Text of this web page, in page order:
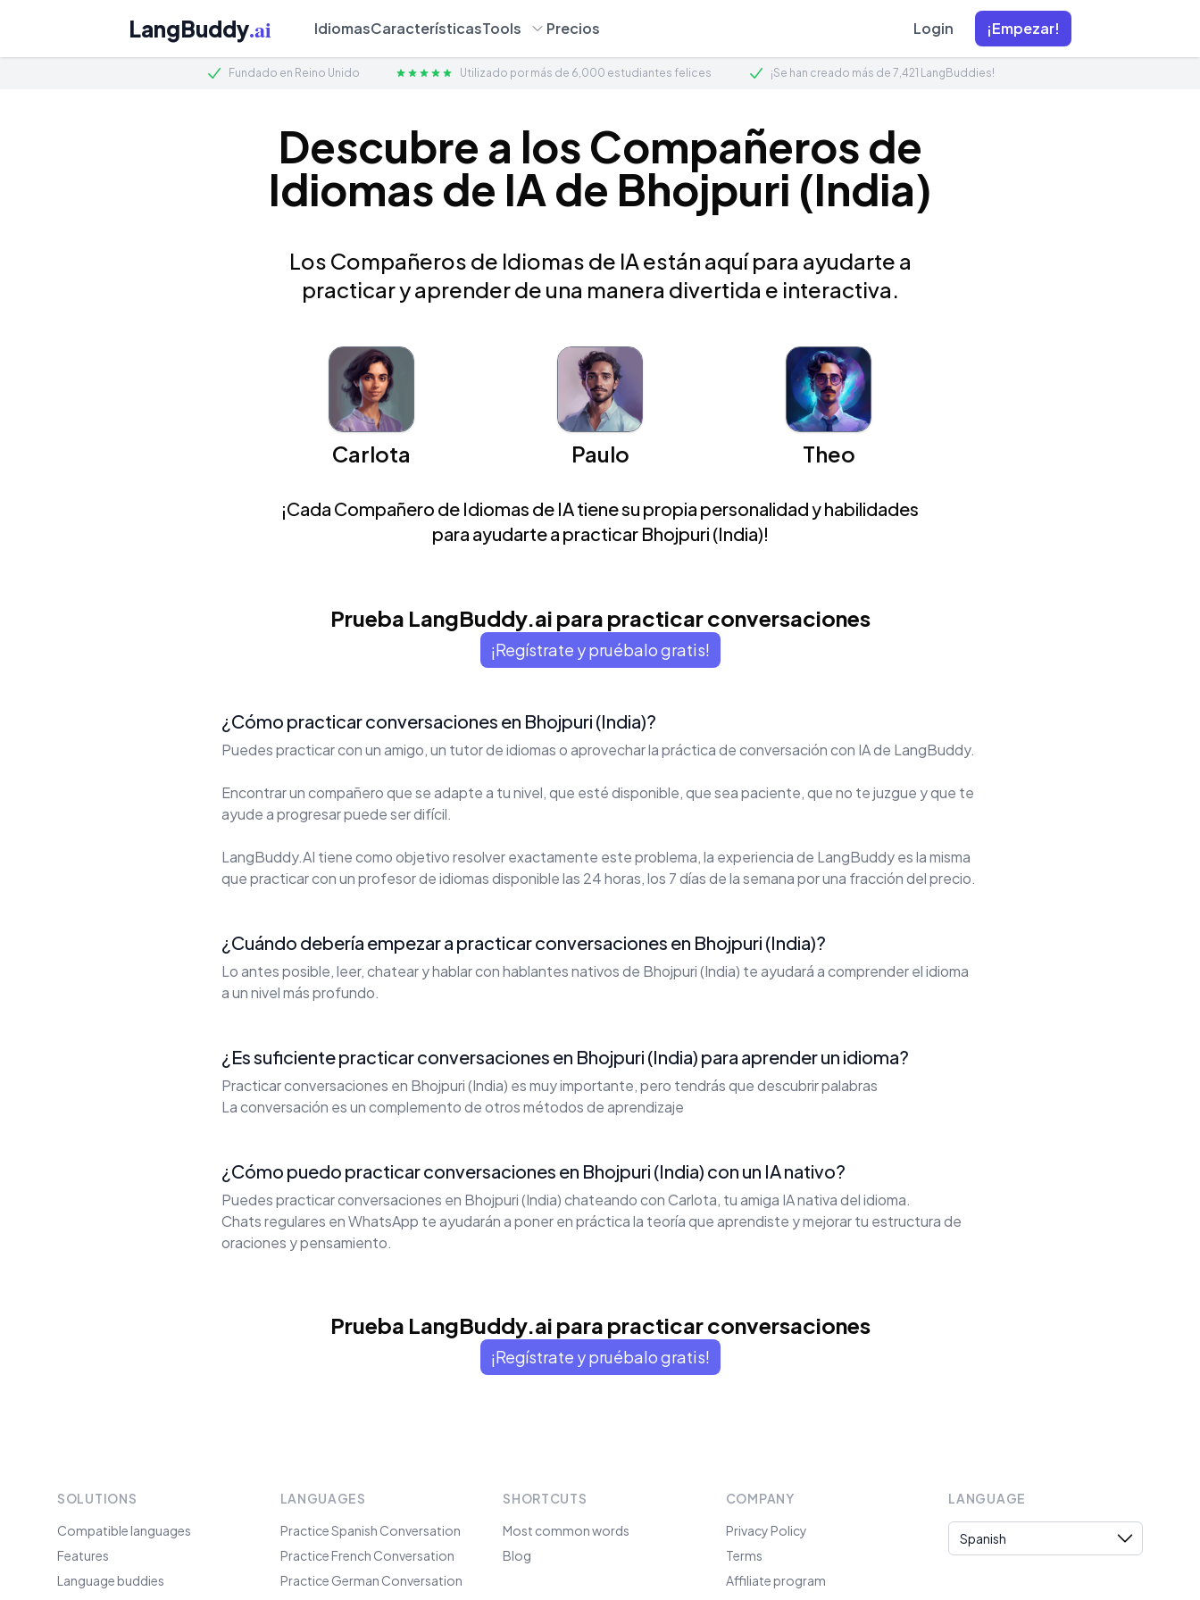
LangBuddy.ai IdiomasCaracterísticasTools Precios Login ¡Empezar!
Fundado en Reino Unido Utilizado por más de 6,000 estudiantes felices ¡Se han creado más de 7,421 LangBuddies!
Descubre a los Compañeros de
Idiomas de IA de Bhojpuri (India)
Los Compañeros de Idiomas de IA están aquí para ayudarte a
practicar y aprender de una manera divertida e interactiva.
Carlota Paulo Theo
¡Cada Compañero de Idiomas de IA tiene su propia personalidad y habilidades
para ayudarte a practicar Bhojpuri (India)!
Prueba LangBuddy.ai para practicar conversaciones
¡Regístrate y pruébalo gratis!
¿Cómo practicar conversaciones en Bhojpuri (India)?
Puedes practicar con un amigo, un tutor de idiomas o aprovechar la práctica de conversación con IA de LangBuddy.
Encontrar un compañero que se adapte a tu nivel, que esté disponible, que sea paciente, que no te juzgue y que te
ayude a progresar puede ser difícil.
LangBuddy.AI tiene como objetivo resolver exactamente este problema, la experiencia de LangBuddy es la misma
que practicar con un profesor de idiomas disponible las 24 horas, los 7 días de la semana por una fracción del precio.
¿Cuándo debería empezar a practicar conversaciones en Bhojpuri (India)?
Lo antes posible, leer, chatear y hablar con hablantes nativos de Bhojpuri (India) te ayudará a comprender el idioma
a un nivel más profundo.
¿Es suficiente practicar conversaciones en Bhojpuri (India) para aprender un idioma?
Practicar conversaciones en Bhojpuri (India) es muy importante, pero tendrás que descubrir palabras
La conversación es un complemento de otros métodos de aprendizaje
¿Cómo puedo practicar conversaciones en Bhojpuri (India) con un IA nativo?
Puedes practicar conversaciones en Bhojpuri (India) chateando con Carlota, tu amiga IA nativa del idioma.
Chats regulares en WhatsApp te ayudarán a poner en práctica la teoría que aprendiste y mejorar tu estructura de
oraciones y pensamiento.
Prueba LangBuddy.ai para practicar conversaciones
¡Regístrate y pruébalo gratis!
SOLUTIONS
Compatible languages
Features
Language buddies
LANGUAGES
Practice Spanish Conversation
Practice French Conversation
Practice German Conversation
SHORTCUTS
Most common words
Blog
COMPANY
Privacy Policy
Terms
Affiliate program
LANGUAGE
Language